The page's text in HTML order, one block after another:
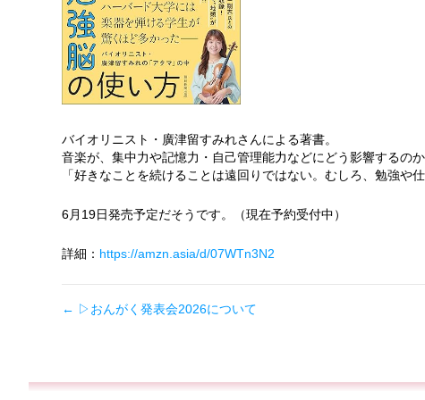
バイオリニスト・廣津留すみれさんによる著書。
音楽が、集中力や記憶力・自己管理能力などにどう影響するの
「好きなことを続けることは遠回りではない。むしろ、勉強や
6月19日発売予定だそうです。（現在予約受付中）
詳細： https://amzn.asia/d/07WTn3N2
← ▷おんがく発表会2026について